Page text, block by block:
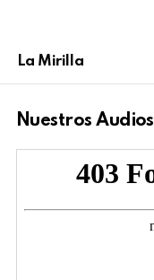
La Mirilla
Nuestros Audios